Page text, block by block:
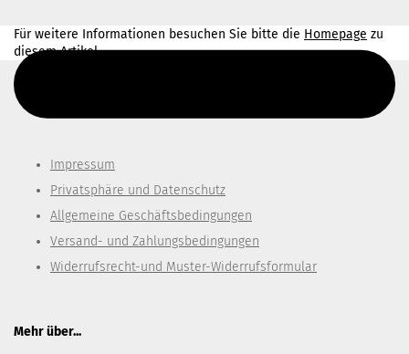
Für weitere Informationen besuchen Sie bitte die Homepage zu
diesem Artikel.
Impressum
Privatsphäre und Datenschutz
Allgemeine Geschäftsbedingungen
Versand- und Zahlungsbedingungen
Widerrufsrecht-und Muster-Widerrufsformular
Mehr über...